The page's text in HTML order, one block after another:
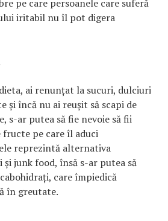
pe care persoanele care suferă
iritabil nu îl pot digera
ai renunțat la sucuri, dulciuri
și încă nu ai reușit să scapi de
s-ar putea să fie nevoie să fii
pe care îl aduci
reprezintă alternativa
și junk food, însă s-ar putea să
care împiedică
în greutate.